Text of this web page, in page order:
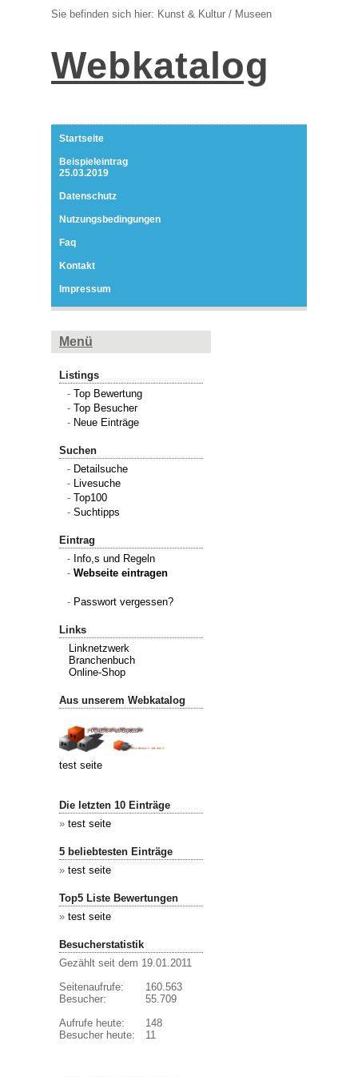
Sie befinden sich hier: Kunst & Kultur / Museen
Webkatalog
Startseite
Beispieleintrag
25.03.2019
Datenschutz
Nutzungsbedingungen
Faq
Kontakt
Impressum
Menü
Listings
- Top Bewertung
- Top Besucher
- Neue Einträge
Suchen
- Detailsuche
- Livesuche
- Top100
- Suchtipps
Eintrag
- Info,s und Regeln
- Webseite eintragen
- Passwort vergessen?
Links
Linknetzwerk
Branchenbuch
Online-Shop
Aus unserem Webkatalog
test seite
Die letzten 10 Einträge
» test seite
5 beliebtesten Einträge
» test seite
Top5 Liste Bewertungen
» test seite
Besucherstatistik
Gezählt seit dem 19.01.2011
Seitenaufrufe:
Besucher:
Aufrufe heute:
Besucher heute:
160.563
55.709
148
11